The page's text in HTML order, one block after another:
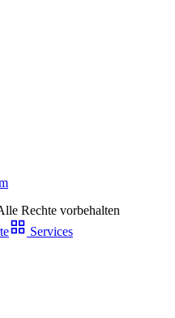
Rechte vorbehalten
Services